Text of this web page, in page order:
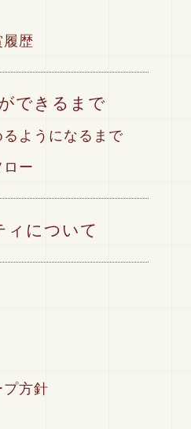
履歴
できるまで
ようになるまで
ー
ィについて
方針